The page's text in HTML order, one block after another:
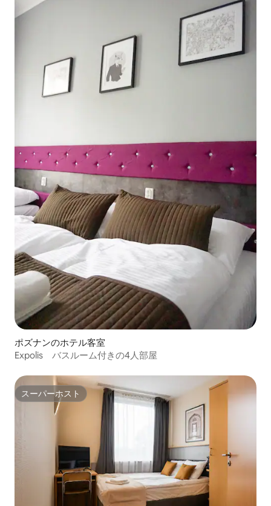
ポズナンのホテル客室
Expolis バスルーム付きの4人部屋
スーパーホスト
スーパーホスト